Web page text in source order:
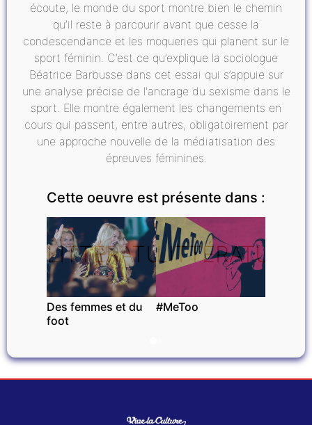
écoute, le monde du sport montre bien le chemin
qu’il reste à parcourir avant que cesse la
condescendance et les moqueries qui planent sur le
sport féminin. C’est ce qu’explique la sociologue
Béatrice Barbusse dans cet essai qui s’appuie sur
une analyse précise de l'ancrage du sexisme dans le
sport. Elle montre également les changements en
cours qui passent, entre autres, obligatoirement par
une approche nouvelle de la médiatisation des
épreuves féminines.
Cette oeuvre est présente dans :
LITTÉRATURE
Des femmes et du
foot
LITTÉRATURE
#MeToo